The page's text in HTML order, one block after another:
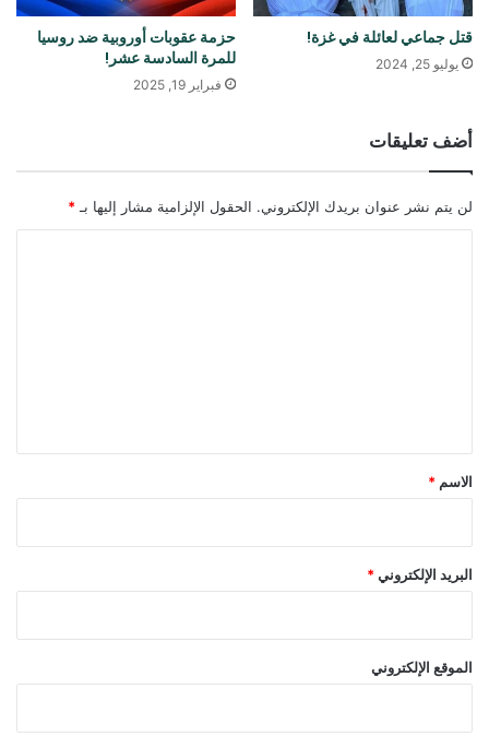
قتل جماعي لعائلة في غزة!
يوليو 25, 2024
حزمة عقوبات أوروبية ضد روسيا
للمرة السادسة عشر!
فبراير 19, 2025
أضف تعليقات
لن يتم نشر عنوان بريدك الإلكتروني. الحقول الإلزامية مشار إليها بـ *
*
الاسم *
البريد الإلكتروني *
الموقع الإلكتروني